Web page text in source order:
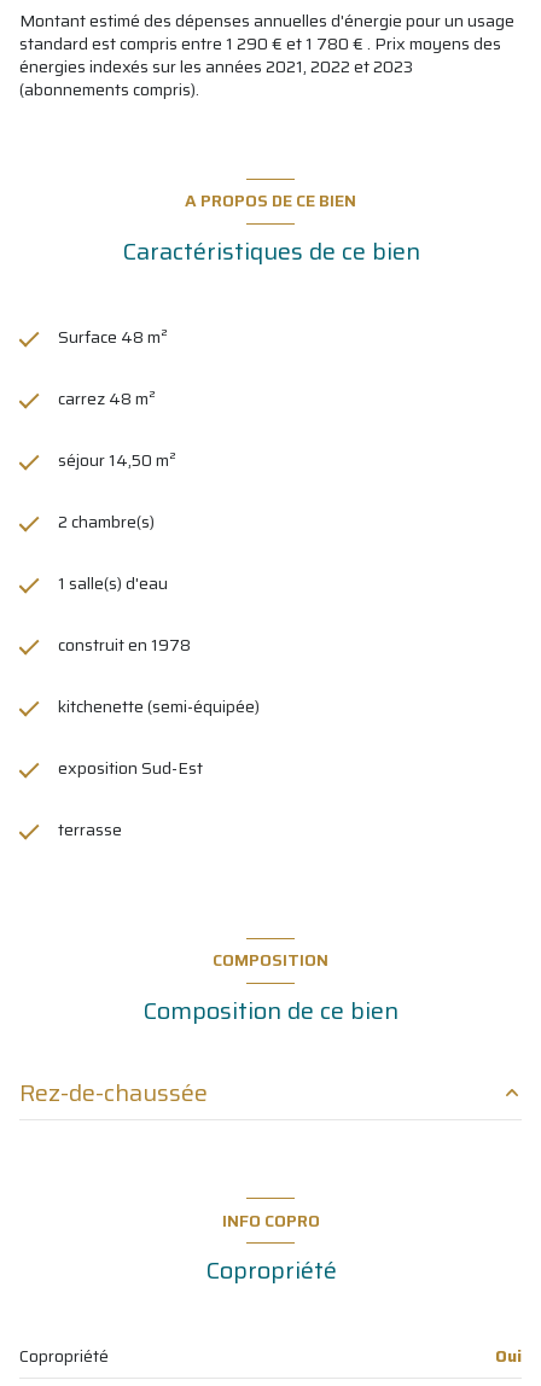
Montant estimé des dépenses annuelles d'énergie pour un usage
standard est compris entre 1 290 € et 1 780 € . Prix moyens des
énergies indexés sur les années 2021, 2022 et 2023
(abonnements compris).
A PROPOS DE CE BIEN
Caractéristiques de ce bien
Surface 48 m²
carrez 48 m²
séjour 14,50 m²
2 chambre(s)
1 salle(s) d'eau
construit en 1978
kitchenette (semi-équipée)
exposition Sud-Est
terrasse
COMPOSITION
Composition de ce bien
Rez-de-chaussée
WC
0.90 m²
INFO COPRO
Copropriété
Copropriété Oui